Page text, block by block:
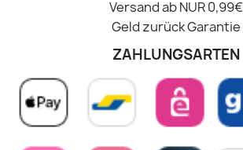
Versand ab NUR 0,99€
Geld zurück Garantie
ZAHLUNGSARTEN